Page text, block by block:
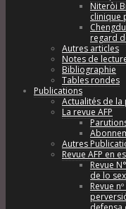
Niteròi
clinique
regard
Autres articles
Notes de
Bibliographie
Tables rondes
Publications
Actualités de la
La revue AFP
Autres
Revue AFP en
Revue
de lo
Revue